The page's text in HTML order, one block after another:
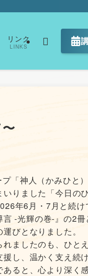
リンク
LINKS
「神人（かみひと）
りました「今日の
年6月・7月と続け
言 -光輝の巻-』の2冊
びとなりました。
ましたのも、ひとえ
し、温かく支え続
あると、心より深く